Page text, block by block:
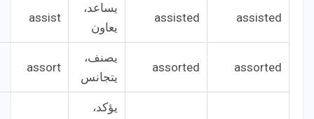
assisted
assisted
يساعد،
يعاون
assist
assorted
assorted
يصنف،
يتجانس
assort
يؤكد،